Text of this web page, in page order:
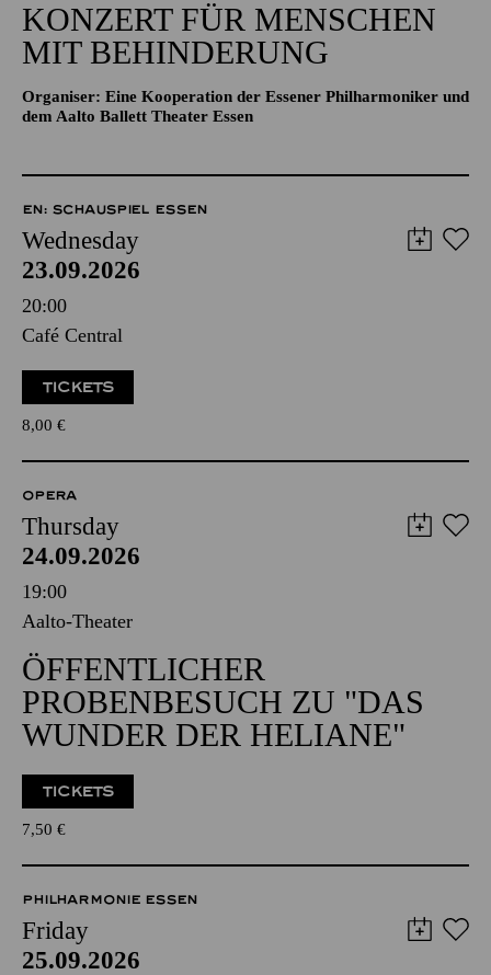
KONZERT FÜR MENSCHEN
MIT BEHINDERUNG
Organiser: Eine Kooperation der Essener Philharmoniker und
dem Aalto Ballett Theater Essen
EN: SCHAUSPIEL ESSEN
Wednesday
23.09.2026
20:00
Café Central
TICKETS
8,00 €
OPERA
Thursday
24.09.2026
19:00
Aalto-Theater
ÖFFENTLICHER
PROBENBESUCH ZU "DAS
WUNDER DER HELIANE"
TICKETS
7,50 €
PHILHARMONIE ESSEN
Friday
25.09.2026